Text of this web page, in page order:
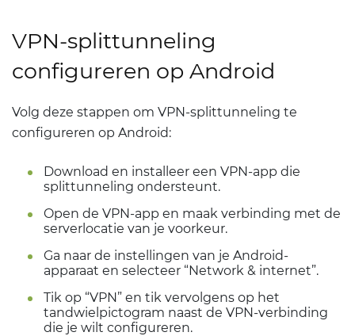
VPN-splittunneling
configureren op Android
Volg deze stappen om VPN-splittunneling te
configureren op Android:
Download en installeer een VPN-app die
splittunneling ondersteunt.
Open de VPN-app en maak verbinding met de
serverlocatie van je voorkeur.
Ga naar de instellingen van je Android-
apparaat en selecteer “Network & internet”.
Tik op “VPN” en tik vervolgens op het
tandwielpictogram naast de VPN-verbinding
die je wilt configureren.